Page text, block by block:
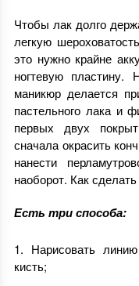
Чтобы лак долго
легкую
это нужно крайне
ногтевую пластину.
маникюр делается
пастельного лака и
первых двух
сначала окрасить
нанести
наоборот. Как
Есть три способа:
Нарисовать
кисть;